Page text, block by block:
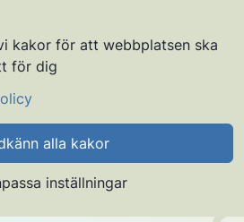
kakor för att webbplatsen ska
för dig
alla kakor
inställningar